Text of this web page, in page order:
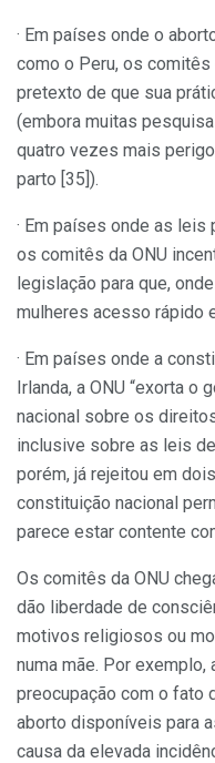
· Em países onde o
como o Peru, os
pretexto de que sua
(embora muitas
quatro vezes mais
parto [35]).
· Em países onde as
os comitês da ONU
legislação para que,
mulheres acesso rápido
· Em países onde a
Irlanda, a ONU “exorta o
nacional sobre os
inclusive sobre as leis
porém, já rejeitou em
constituição nacional
parece estar contente
Os comitês da ONU
dão liberdade de
motivos religiosos ou
numa mãe. Por exemplo,
preocupação com o fato
aborto disponíveis para
causa da elevada